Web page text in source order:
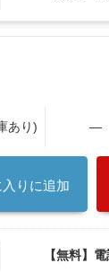
あり) ―
りに追加
【無料】